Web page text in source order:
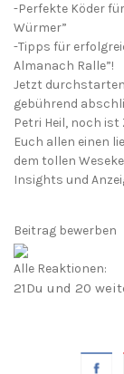
-Perfekte Köder
Würmer”
-Tipps für
Almanach Ralle”!
Jetzt durchstarten
gebührend
Petri Heil, noch ist
Euch allen einen
dem tollen
Insights und
Beitrag bewerben
Alle Reaktionen:
21Du und 20